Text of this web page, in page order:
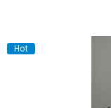
Hot